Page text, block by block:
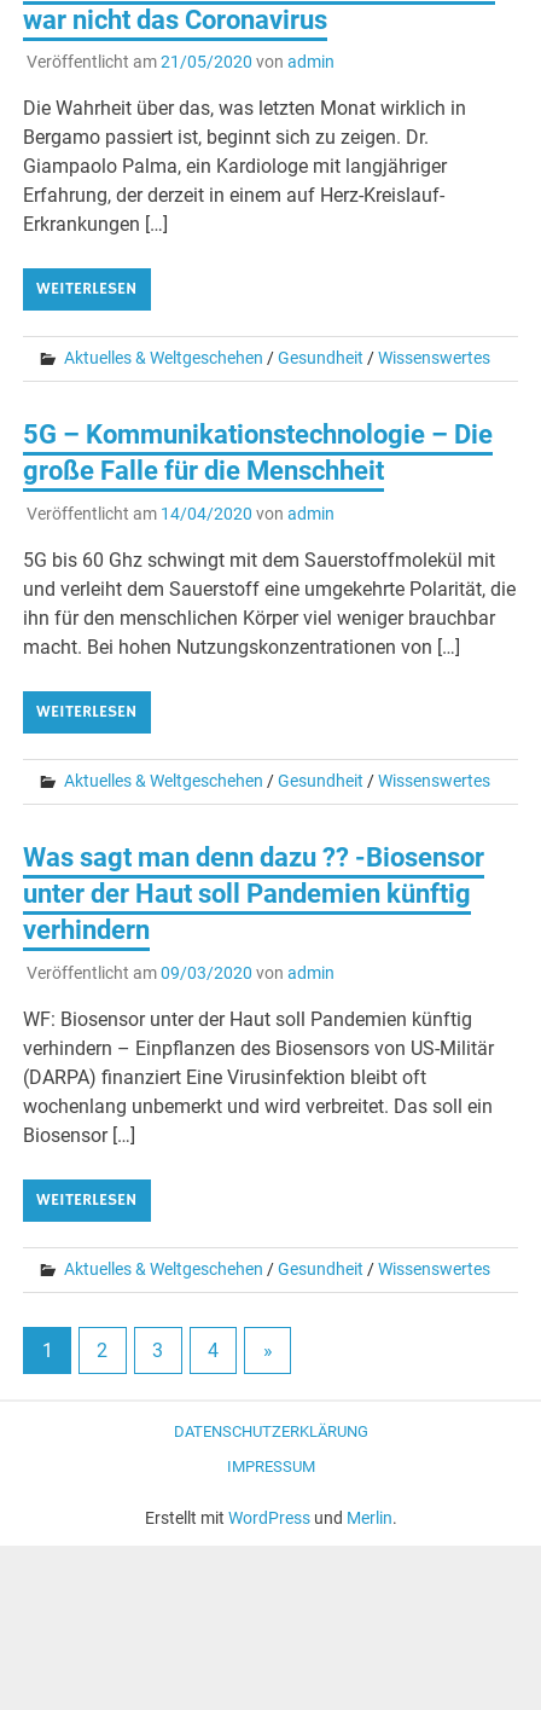
war nicht das Coronavirus
Veröffentlicht am21/05/2020 von admin
Die Wahrheit über das, was letzten Monat wirklich in
Bergamo passiert ist, beginnt sich zu zeigen. Dr.
Giampaolo Palma, ein Kardiologe mit langjähriger
Erfahrung, der derzeit in einem auf Herz-Kreislauf-
Erkrankungen […]
WEITERLESEN
Aktuelles & Weltgeschehen /Gesundheit /Wissenswertes
5G – Kommunikationstechnologie – Die
große Falle für die Menschheit
Veröffentlicht am 14/04/2020 von admin
5G bis 60 Ghz schwingt mit dem Sauerstoffmolekül mit
und verleiht dem Sauerstoff eine umgekehrte Polarität, die
ihn für den menschlichen Körper viel weniger brauchbar
macht. Bei hohen Nutzungskonzentrationen von […]
WEITERLESEN
Aktuelles & Weltgeschehen /Gesundheit /Wissenswertes
Was sagt man denn dazu ?? -Biosensor
unter der Haut soll Pandemien künftig
verhindern
Veröffentlicht am09/03/2020 von admin
WF: Biosensor unter der Haut soll Pandemien künftig
verhindern – Einpflanzen des Biosensors von US-Militär
(DARPA) finanziert Eine Virusinfektion bleibt oft
wochenlang unbemerkt und wird verbreitet. Das soll ein
Biosensor […]
WEITERLESEN
Aktuelles & Weltgeschehen /Gesundheit /Wissenswertes
1 2 3 4 »
DATENSCHUTZERKLÄRUNG
IMPRESSUM
Erstellt mit WordPressund Merlin.